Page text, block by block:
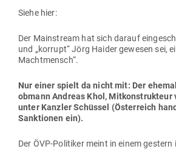
Siehe hier:
Der Main­stream hat sich darauf
und „korrupt“ Jörg Haider gewesen sei,
Machtmensch“.
Nur einer spielt da nicht mit: Der
obmann Andreas Khol, Mit­kon­strukteur
unter Kanzler Schüssel (Öster­reich
Sank­tionen ein).
Der ÖVP-Poli­tiker meint in einem